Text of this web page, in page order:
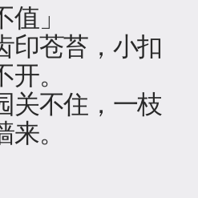
值」
印苍苔，小扣
。
关不住，一枝
。